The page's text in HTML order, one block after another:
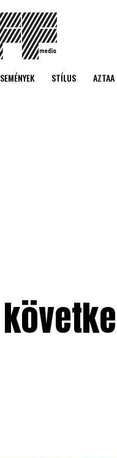
STÍLUS AZTAA